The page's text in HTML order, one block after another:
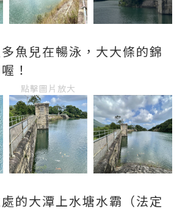
魚兒在暢泳，大大條的錦
！
點擊圖片放大
的大潭上水塘水霸（法定